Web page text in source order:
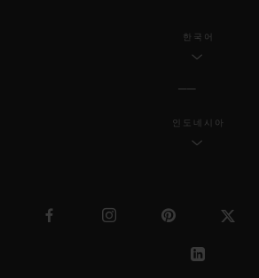
한국어
인도네시아